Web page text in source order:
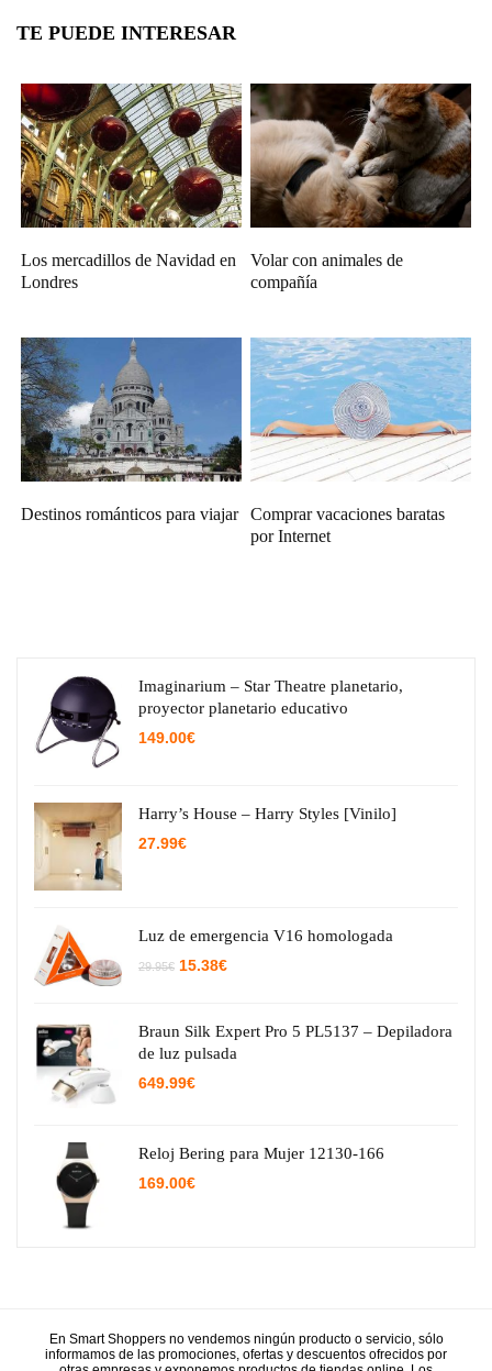
TE PUEDE INTERESAR
Los mercadillos de Navidad en
Londres
Volar con animales de
compañía
Destinos románticos para viajar
Comprar vacaciones baratas
por Internet
Imaginarium – Star Theatre planetario,
proyector planetario educativo
149.00€
Harry’s House – Harry Styles [Vinilo]
27.99€
Luz de emergencia V16 homologada
29.95€ El
29.95€.
15.38€El
15.38€.
Braun Silk Expert Pro 5 PL5137 – Depiladora
de luz pulsada
649.99€
Reloj Bering para Mujer 12130-166
169.00€
En Smart Shoppers no vendemos ningún producto o servicio, sólo
informamos de las promociones, ofertas y descuentos ofrecidos por